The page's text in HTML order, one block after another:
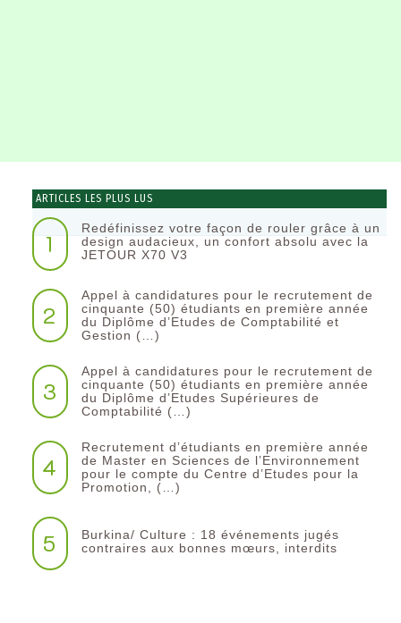
ARTICLES LES PLUS LUS
1
Redéfinissez votre façon de rouler grâce à un
design audacieux, un confort absolu avec la
JETOUR X70 V3
2
Appel à candidatures pour le recrutement de
cinquante (50) étudiants en première année
du Diplôme d’Etudes de Comptabilité et
Gestion (…)
3
Appel à candidatures pour le recrutement de
cinquante (50) étudiants en première année
du Diplôme d’Etudes Supérieures de
Comptabilité (…)
4
Recrutement d’étudiants en première année
de Master en Sciences de l’Environnement
pour le compte du Centre d’Etudes pour la
Promotion, (…)
5
Burkina/ Culture : 18 événements jugés
contraires aux bonnes mœurs, interdits